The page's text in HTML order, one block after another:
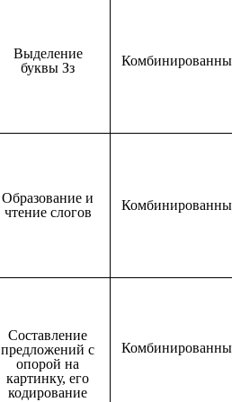
Выделение
буквы Зз
Образование и
чтение слогов
Составление
предложений с
опорой на
картинку, его
кодирование